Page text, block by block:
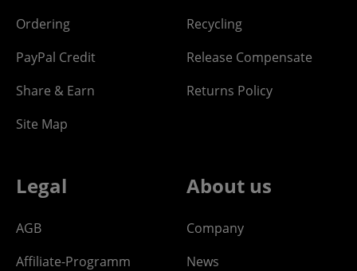
Ordering
PayPal Credit
Share & Earn
Site Map
Recycling
Release Compensate
Returns Policy
Legal
AGB
Affiliate-Programm
About us
Company
News